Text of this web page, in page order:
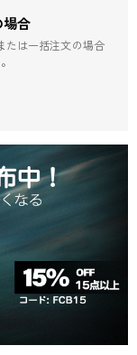
場合
たは一括注文の場合